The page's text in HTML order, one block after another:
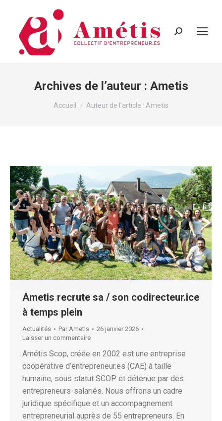
Recherche
Archives de l’auteur : Ametis
Vous êtes ici :
Accueil Auteur de l’article : Ametis
Ametis recrute sa / son codirecteur.ice
à temps plein
Actualités Par Ametis
26 janvier 2026
Laisser un commentaire
Amétis Scop, créée en 2002 est une entreprise
coopérative d’entrepreneur.es (CAE) à taille
humaine, sous statut SCOP et détenue par des
entrepreneurs-salariés. Nous offrons un cadre
juridique spécifique et un accompagnement
entrepreneurial auprès de 55 entrepreneurs. En